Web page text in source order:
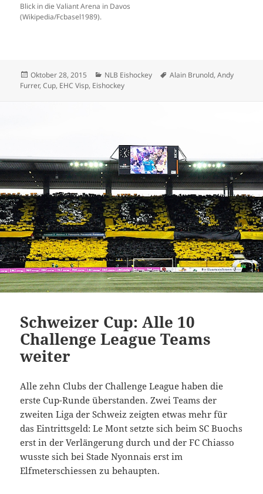
Blick in die Valiant Arena in Davos
(Wikipedia/Fcbasel1989).
Veröffentlicht
am
Oktober 28, 2015 Kategorien
NLB Eishockey Schlagwörter
Alain Brunold,Andy
Furrer,Cup, EHC Visp, Eishockey
Schweizer Cup: Alle 10
Challenge League Teams
weiter
Alle zehn Clubs der Challenge League haben die
erste Cup-Runde überstanden. Zwei Teams der
zweiten Liga der Schweiz zeigten etwas mehr für
das Eintrittsgeld: Le Mont setzte sich beim SC Buochs
erst in der Verlängerung durch und der FC Chiasso
wusste sich bei Stade Nyonnais erst im
Elfmeterschiessen zu behaupten.